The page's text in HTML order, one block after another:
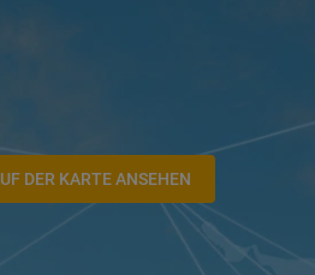
DER KARTE ANSEHEN